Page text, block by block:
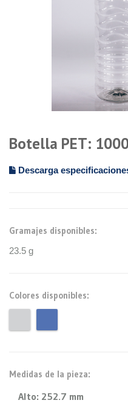
Botella PET:
Descarga
Gramajes disponibles:
23.5 g
Colores disponibles:
Medidas de la pieza:
Alto: 252.7 mm